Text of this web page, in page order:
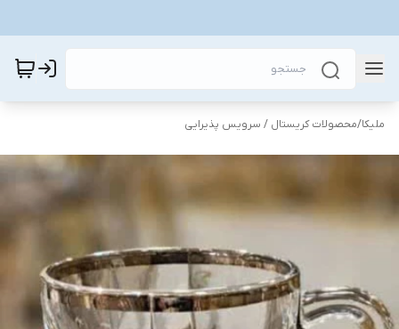
ملیکا/محصولات کریستال / سرویس پذیرایی